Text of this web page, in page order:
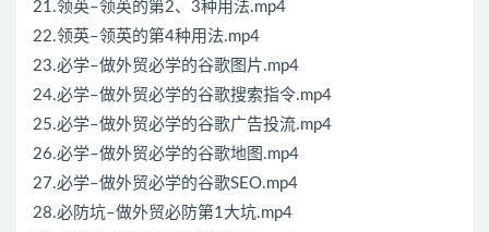
21.领英–领英的第2、3种用法.mp4
22.领英–领英的第4种用法.mp4
23.必学–做外贸必学的谷歌图片.mp4
24.必学–做外贸必学的谷歌搜索指令.mp4
25.必学–做外贸必学的谷歌广告投流.mp4
26.必学–做外贸必学的谷歌地图.mp4
27.必学–做外贸必学的谷歌SEO.mp4
28.必防坑–做外贸必防第1大坑.mp4